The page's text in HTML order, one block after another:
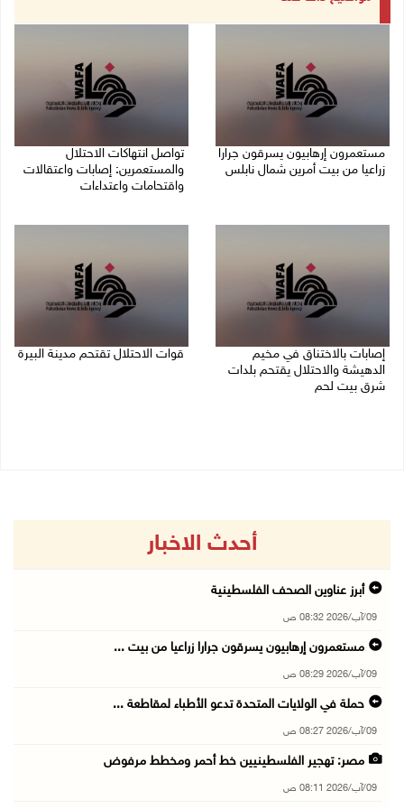
مستعمرون إرهابيون يسرقون جرارا
زراعيا من بيت أمرين شمال نابلس
تواصل انتهاكات الاحتلال
والمستعمرين: إصابات واعتقالات
واقتحامات واعتداءات
إصابات بالاختناق في مخيم
الدهيشة والاحتلال يقتحم بلدات
شرق بيت لحم
قوات الاحتلال تقتحم مدينة البيرة
أحدث الاخبار
أبرز عناوين الصحف الفلسطينية
09/آب/2026 08:32 ص
مستعمرون إرهابيون يسرقون جرارا زراعيا من بيت ...
09/آب/2026 08:29 ص
حملة في الولايات المتحدة تدعو الأطباء لمقاطعة ...
09/آب/2026 08:27 ص
مصر: تهجير الفلسطينيين خط أحمر ومخطط مرفوض
09/آب/2026 08:11 ص